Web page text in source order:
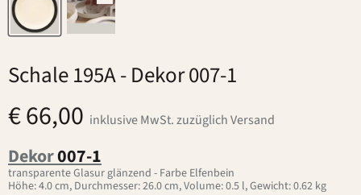
Schale 195A- Dekor 007-1
€ 66,00 inklusive MwSt. zuzüglich Versand
Dekor007-1
transparente Glasur glänzend - Farbe Elfenbein
Höhe: 4.0 cm, Durchmesser: 26.0 cm, Volume: 0.5 l, Gewicht: 0.62 kg